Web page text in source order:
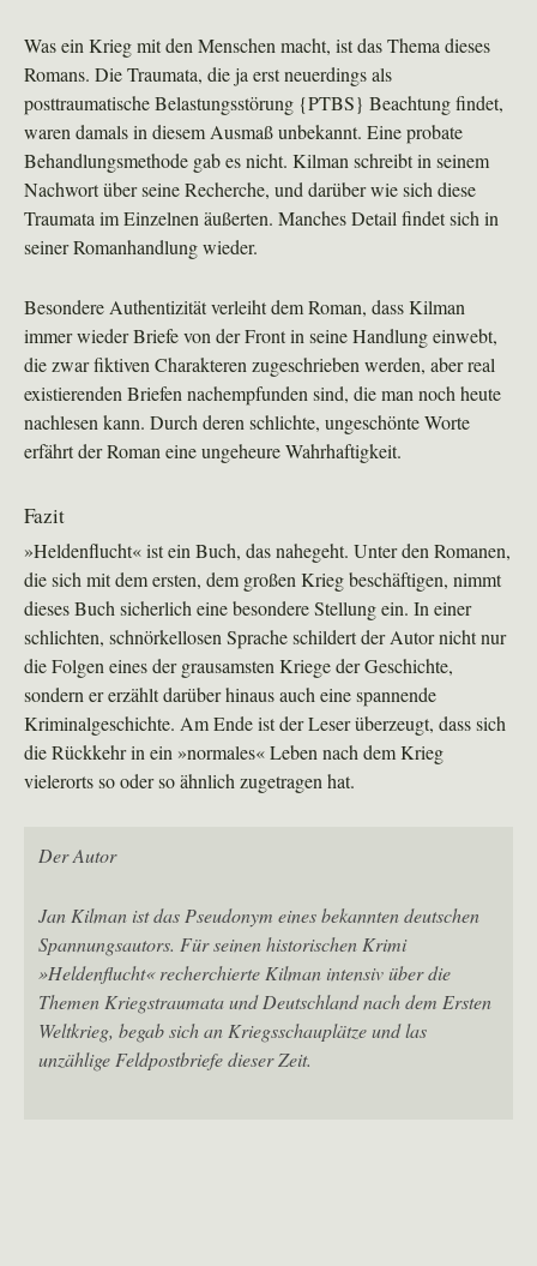
Was ein Krieg mit den Menschen macht, ist das Thema dieses
Romans. Die Traumata, die ja erst neuerdings als
posttraumatische Belastungsstörung {PTBS} Beachtung findet,
waren damals in diesem Ausmaß unbekannt. Eine probate
Behandlungsmethode gab es nicht. Kilman schreibt in seinem
Nachwort über seine Recherche, und darüber wie sich diese
Traumata im Einzelnen äußerten. Manches Detail findet sich in
seiner Romanhandlung wieder.
Besondere Authentizität verleiht dem Roman, dass Kilman
immer wieder Briefe von der Front in seine Handlung einwebt,
die zwar fiktiven Charakteren zugeschrieben werden, aber real
existierenden Briefen nachempfunden sind, die man noch heute
nachlesen kann. Durch deren schlichte, ungeschönte Worte
erfährt der Roman eine ungeheure Wahrhaftigkeit.
Fazit
»Heldenflucht« ist ein Buch, das nahegeht. Unter den Romanen,
die sich mit dem ersten, dem großen Krieg beschäftigen, nimmt
dieses Buch sicherlich eine besondere Stellung ein. In einer
schlichten, schnörkellosen Sprache schildert der Autor nicht nur
die Folgen eines der grausamsten Kriege der Geschichte,
sondern er erzählt darüber hinaus auch eine spannende
Kriminalgeschichte. Am Ende ist der Leser überzeugt, dass sich
die Rückkehr in ein »normales« Leben nach dem Krieg
vielerorts so oder so ähnlich zugetragen hat.
Der Autor
Jan Kilman ist das Pseudonym eines bekannten deutschen
Spannungsautors. Für seinen historischen Krimi
»Heldenflucht« recherchierte Kilman intensiv über die
Themen Kriegstraumata und Deutschland nach dem Ersten
Weltkrieg, begab sich an Kriegsschauplätze und las
unzählige Feldpostbriefe dieser Zeit.